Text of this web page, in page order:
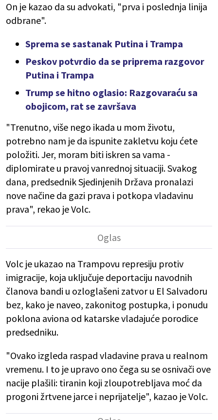
On je kazao da su advokati, "prva i poslednja linija
odbrane".
Sprema se sastanak Putina i Trampa
Peskov potvrdio da se priprema razgovor
Putina i Trampa
Trump se hitno oglasio: Razgovaraću sa
obojicom, rat se završava
"Trenutno, više nego ikada u mom životu,
potrebno nam je da ispunite zakletvu koju ćete
položiti. Jer, moram biti iskren sa vama -
diplomirate u pravoj vanrednoj situaciji. Svakog
dana, predsednik Sjedinjenih Država pronalazi
nove načine da gazi prava i potkopa vladavinu
prava", rekao je Volc.
Volc je ukazao na Trampovu represiju protiv
imigracije, koja uključuje deportaciju navodnih
članova bandi u ozloglašeni zatvor u El Salvadoru
bez, kako je naveo, zakonitog postupka, i ponudu
poklona aviona od katarske vladajuće porodice
predsedniku.
"Ovako izgleda raspad vladavine prava u realnom
vremenu. I to je upravo ono čega su se osnivači ove
nacije plašili: tiranin koji zloupotrebljava moć da
progoni žrtvene jarce i neprijatelje", kazao je Volc.